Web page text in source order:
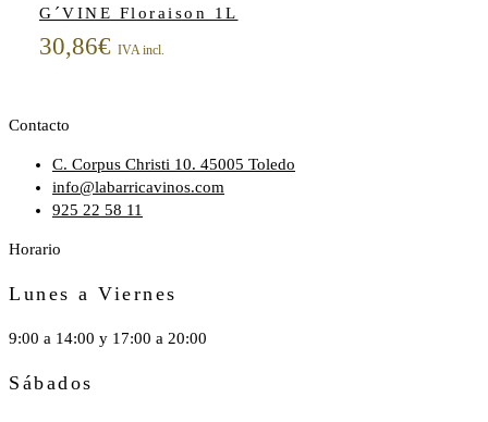
G´VINE Floraison 1L
30,86€ IVA incl.
Contacto
C. Corpus Christi 10. 45005 Toledo
info@labarricavinos.com
925 22 58 11
Horario
Lunes a Viernes
9:00 a 14:00 y 17:00 a 20:00
Sábados